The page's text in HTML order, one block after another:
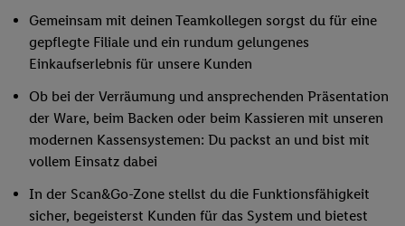
Gemeinsam mit deinen Teamkollegen sorgst du für eine
gepflegte Filiale und ein rundum gelungenes
Einkaufserlebnis für unsere Kunden
Ob bei der Verräumung und ansprechenden Präsentation
der Ware, beim Backen oder beim Kassieren mit unseren
modernen Kassensystemen: Du packst an und bist mit
vollem Einsatz dabei
In der Scan&Go-Zone stellst du die Funktionsfähigkeit
sicher, begeisterst Kunden für das System und bietest